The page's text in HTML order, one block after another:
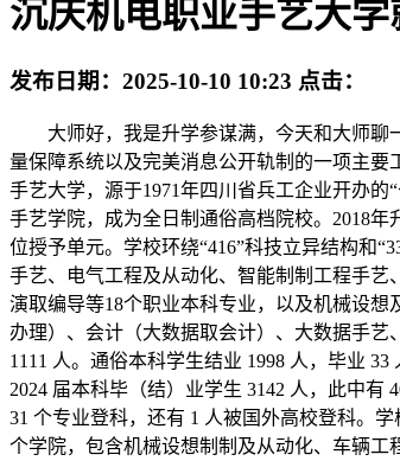
沉庆机电职业手艺大
发布日期： 2025-10-10 10:23 点击：
大师好，我是升学参谋满，今天和大师聊
量保障系统以及完美消息公开轨制的一项主
手艺大学，源于1971年四川省兵工企业开办
手艺学院，成为全日制通俗高档院校。2018
位授予单元。学校环绕“416”科技立异结构和
手艺、电气工程及从动化、智能制制工程手
演取编导等18个职业本科专业，以及机械设
办理）、会计（大数据取会计）、大数据手艺
1111 人。通俗本科学生结业 1998 人，毕业
2024 届本科毕（结）业学生 3142 人，此中有
31 个专业登科，还有 1 人被国外高校登科。
个学院，包含机械设想制制及从动化、车辆工